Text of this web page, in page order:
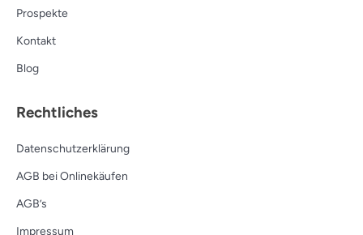
Prospekte
Kontakt
Blog
Rechtliches
Datenschutzerklärung
AGB bei Onlinekäufen
AGB’s
Impressum